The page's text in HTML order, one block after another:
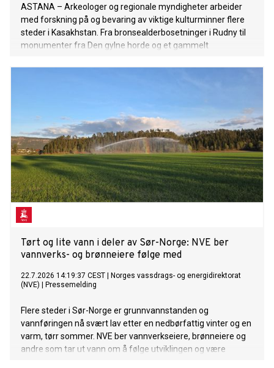
ASTANA – Arkeologer og regionale myndigheter arbeider
med forskning på og bevaring av viktige kulturminner flere
steder i Kasakhstan. Fra bronsealderbosetninger i Rudny til
monumenter fra Den gylne horde og et gammelt
Tørt og lite vann i deler av Sør-Norge: NVE ber
vannverks- og brønneiere følge med
22.7.2026 14:19:37 CEST
Norges vassdrags- og energidirektorat
(NVE)
Pressemelding
Flere steder i Sør-Norge er grunnvannstanden og
vannføringen nå svært lav etter en nedbørfattig vinter og en
varm, tørr sommer. NVE ber vannverkseiere, brønneiere og
andre som tar ut vann om å følge utviklingen og være